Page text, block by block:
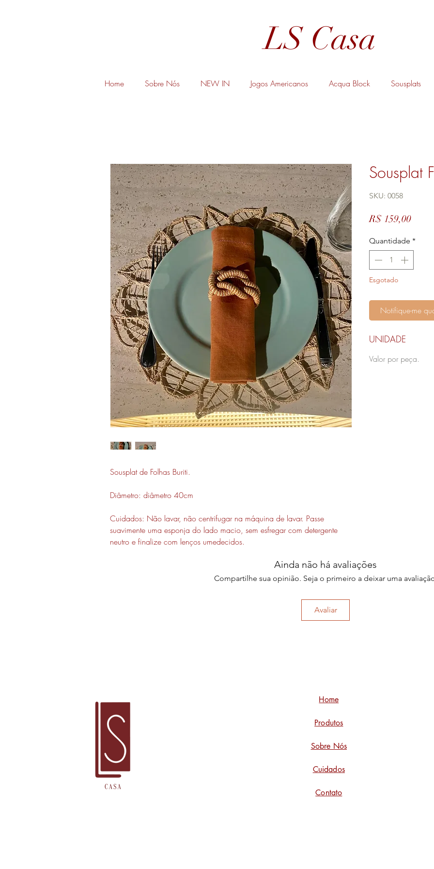
LS Casa
Home Sobre Nós NEW IN Jogos Americanos Acqua Block Sousplats
Sousplat de Folhas Buriti.
Diâmetro: diâmetro 40cm
Cuidados: Não lavar, não centrifugar na máquina de lavar. Passe
suavimente uma esponja do lado macio, sem esfregar com detergente
neutro e finalize com lenços umedecidos.
Sousplat
SKU: 0058
R$ 159,00Preço
Quantidade *
Esgotado
Notifique-me
UNIDADE
Valor por peça.
Ainda não há avaliações
Compartilhe sua opinião. Seja o primeiro a deixar uma
Avaliar
Home
Produtos
Sobre Nós
Cuidados
Contato